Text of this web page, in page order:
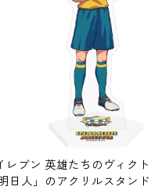
レブン 英雄たちのヴィク
日人」のアクリルスタンド